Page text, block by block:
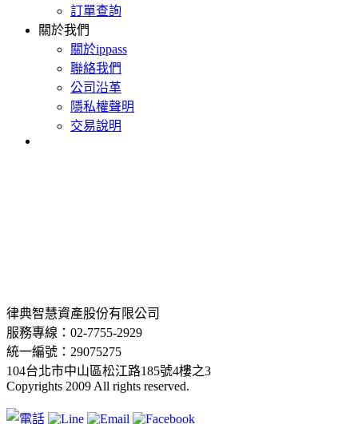
訂單查詢
關於我們
關於ippass
聯絡我們
公司沿革
隱私權聲明
交易說明
律典智慧資產股份有限公司
服務專線：02-7755-2929
統一編號：29075275
104台北市中山區松江路185號4樓之3
Copyrights 2009 All rights reserved.